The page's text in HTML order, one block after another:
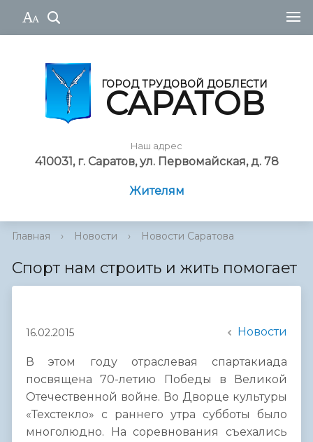
ГОРОД ТРУДОВОЙ ДОБЛЕСТИ
САРАТОВ
Наш адрес
410031, г. Саратов, ул. Первомайская, д. 78
Жителям
Главная › Новости › Новости Саратова
Спорт нам строить и жить помогает
16.02.2015 Новости
В этом году отраслевая спартакиада
посвящена 70-летию Победы в Великой
Отечественной войне. Во Дворце культуры
«Техстекло» с раннего утра субботы было
многолюдно. На соревнования съехались